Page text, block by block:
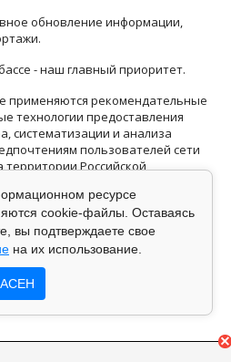
обновление информации,
- наш главный приоритет.
применяются рекомендательные
технологии предоставления
систематизации и анализа
пользователей сети
территории Российской
г.Кемерово, ул.Кузбасская
ресурсе
cookie-файлы. Оставаясь
вы подтверждаете свое
на их использование.